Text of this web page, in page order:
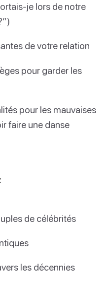
je lors de notre
de votre relation
pour garder les
pour les mauvaises
faire une danse
de célébrités
les décennies